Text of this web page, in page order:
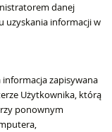
danej
uzyskania informacji w
zapisywana
Użytkownika, którą
ponownym